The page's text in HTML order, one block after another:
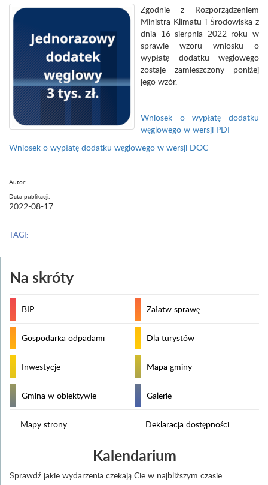
Zgodnie z Rozporządzeniem
Ministra Klimatu i Środowiska z
dnia 16 sierpnia 2022 roku w
sprawie wzoru wniosku o
wypłatę dodatku węglowego
zostaje zamieszczony poniżej
jego wzór.
Wniosek o wypłatę dodatku
węglowego w wersji PDF
Wniosek o wypłatę dodatku węglowego w wersji DOC
Autor:
Data publikacji:
2022-08-17
TAGI:
Na skróty
BIP Załatw sprawę
Gospodarka odpadami Dla turystów
Inwestycje Mapa gminy
Gmina w obiektywie Galerie
Mapy strony Deklaracja dostępności
Kalendarium
Sprawdź jakie wydarzenia czekają Cie w najbliższym czasie